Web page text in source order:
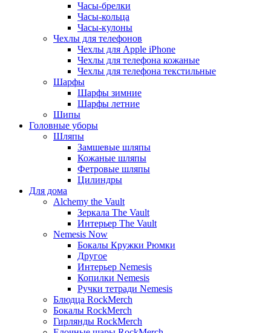
Часы-брелки
Часы-кольца
Часы-кулоны
Чехлы для телефонов
Чехлы для Apple iPhone
Чехлы для телефона кожаные
Чехлы для телефона текстильные
Шарфы
Шарфы зимние
Шарфы летние
Шипы
Головные уборы
Шляпы
Замшевые шляпы
Кожаные шляпы
Фетровые шляпы
Цилиндры
Для дома
Alchemy the Vault
Зеркала The Vault
Интерьер The Vault
Nemesis Now
Бокалы Кружки Рюмки
Другое
Интерьер Nemesis
Копилки Nemesis
Ручки тетради Nemesis
Блюдца RockMerch
Бокалы RockMerch
Гирлянды RockMerch